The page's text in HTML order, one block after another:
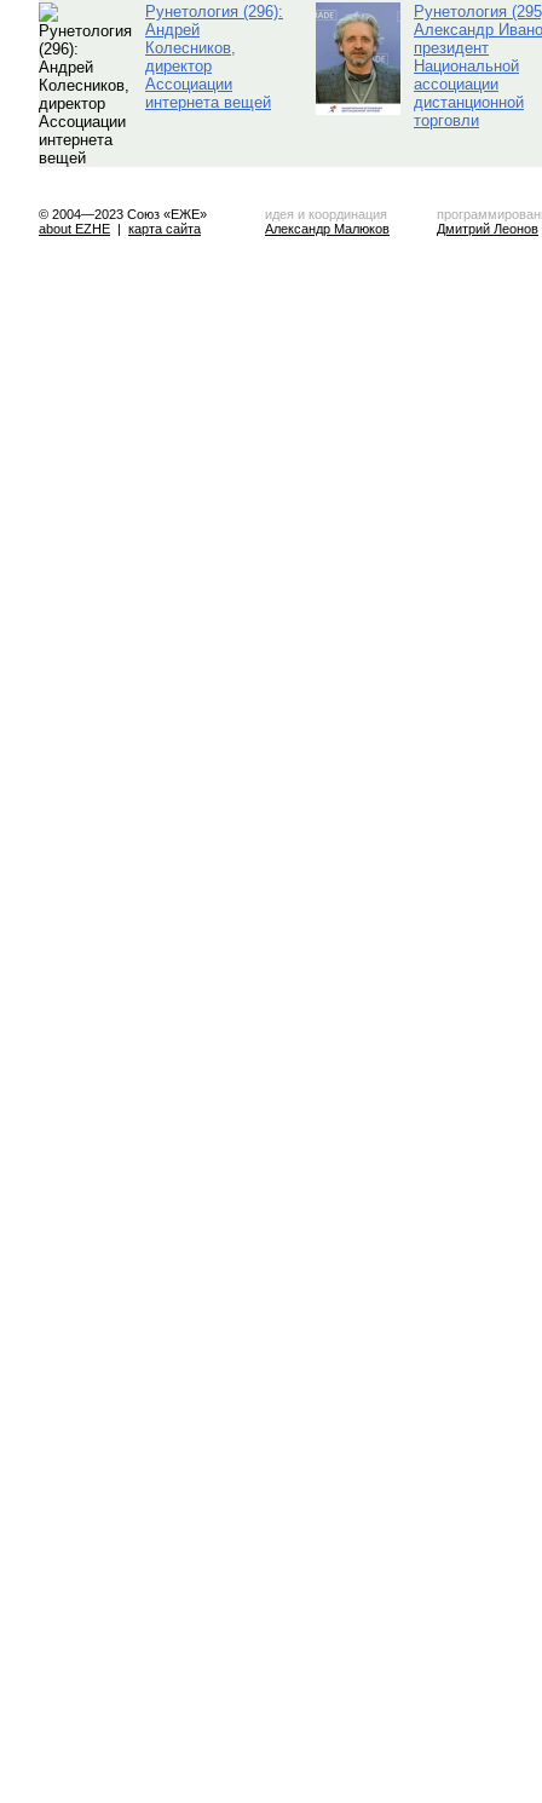
Рунетология (296):
Андрей
Колесников,
директор
Ассоциации
интернета вещей
Рунетология
Александр
президент
Национальной
ассоциации
дистанционной
торговли
© 2004—2023 Союз «ЕЖЕ»
about EZHE | карта сайта
идея и координация
Александр Малюков
Дмитрий Леонов